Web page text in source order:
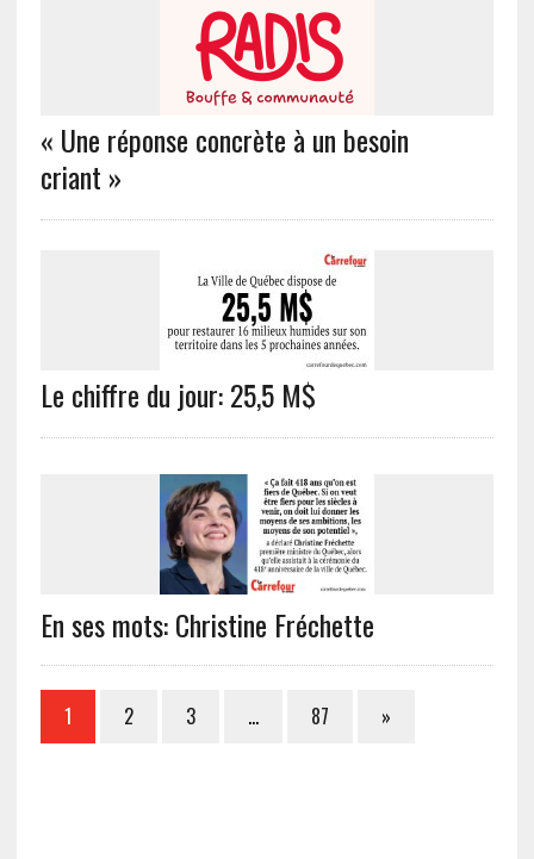
« Une réponse concrète à un besoin
criant »
Le chiffre du jour: 25,5 M$
En ses mots: Christine Fréchette
1 2 3 … 87 »